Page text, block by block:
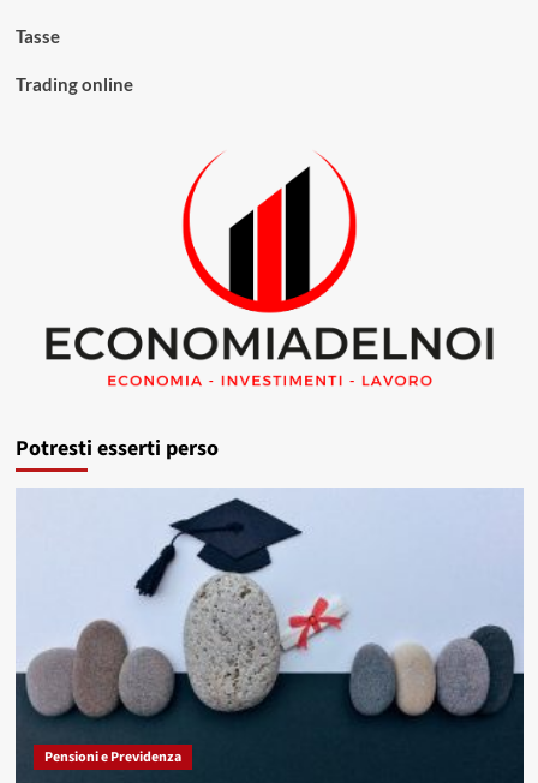
Tasse
Trading online
Potresti esserti perso
Pensioni e Previdenza